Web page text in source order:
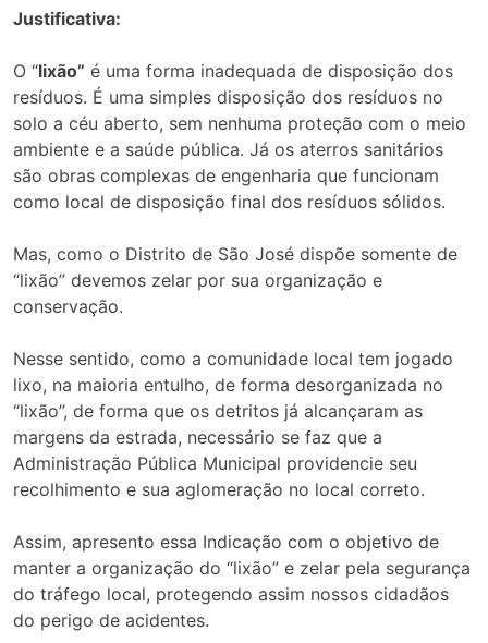
Justificativa:
O “lixão” é uma forma inadequada de disposição dos
resíduos. É uma simples disposição dos resíduos no
solo a céu aberto, sem nenhuma proteção com o meio
ambiente e a saúde pública. Já os aterros sanitários
são obras complexas de engenharia que funcionam
como local de disposição final dos resíduos sólidos.
Mas, como o Distrito de São José dispõe somente de
“lixão” devemos zelar por sua organização e
conservação.
Nesse sentido, como a comunidade local tem jogado
lixo, na maioria entulho, de forma desorganizada no
“lixão”, de forma que os detritos já alcançaram as
margens da estrada, necessário se faz que a
Administração Pública Municipal providencie seu
recolhimento e sua aglomeração no local correto.
Assim, apresento essa Indicação com o objetivo de
manter a organização do “lixão” e zelar pela segurança
do tráfego local, protegendo assim nossos cidadãos
do perigo de acidentes.